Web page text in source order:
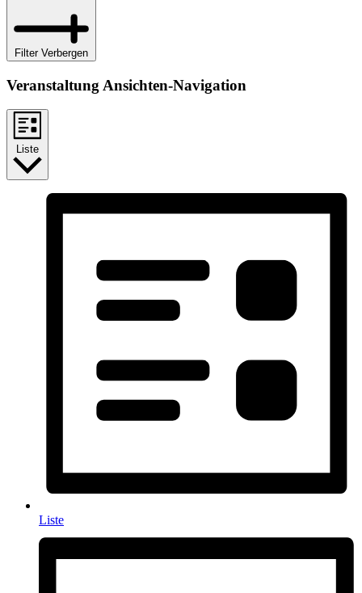
Filter Verbergen
Veranstaltung Ansichten-Navigation
Liste
Liste